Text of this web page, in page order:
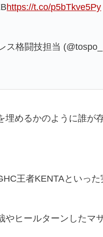
https://t.co/p5bTkve5Py
格闘技担当
埋めるかのように誰が
王者KENTAといっ
やヒールターンしたマ